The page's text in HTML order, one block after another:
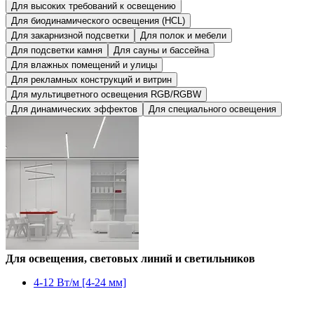
Для высоких требований к освещению
Для биодинамического освещения (HCL)
Для закарнизной подсветки
Для полок и мебели
Для подсветки камня
Для сауны и бассейна
Для влажных помещений и улицы
Для рекламных конструкций и витрин
Для мультицветного освещения RGB/RGBW
Для динамических эффектов
Для специального освещения
Для освещения, световых линий и светильников
4-12 Вт/м [4-24 мм]